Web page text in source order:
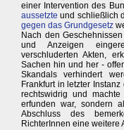
einer Intervention des
aussetzte und schließlich
gegen das Grundgesetz
Nach den
und Anzeigen
verschluderten Akten,
Sachen hin und her -
Skandals verhindert
Frankfurt in letzter
rechtswidrig und
erfunden war, sondern
Abschluss des
RichterInnen eine weitere